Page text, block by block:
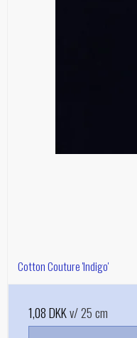
Cotton Couture 'Indigo'
1,08 DKKv/ 25 cm